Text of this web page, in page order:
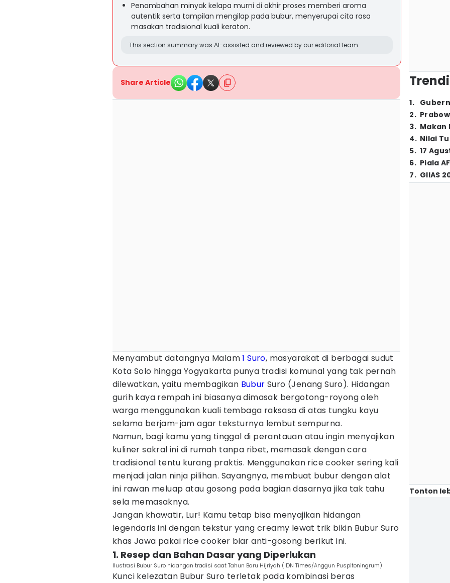
Penambahan minyak kelapa murni di akhir proses memberi aroma
autentik serta tampilan mengilap pada bubur, menyerupai cita rasa
masakan tradisional kuali keraton.
This section summary was AI-assisted and reviewed by our editorial team.
Share Article
Menyambut datangnya Malam1 Suro, masyarakat di berbagai sudut
Kota Solo hingga Yogyakarta punya tradisi komunal yang tak pernah
dilewatkan, yaitu membagikan Bubur Suro (Jenang Suro). Hidangan
gurih kaya rempah ini biasanya dimasak bergotong-royong oleh
warga menggunakan kuali tembaga raksasa di atas tungku kayu
selama berjam-jam agar teksturnya lembut sempurna.
Namun, bagi kamu yang tinggal di perantauan atau ingin menyajikan
kuliner sakral ini di rumah tanpa ribet, memasak dengan cara
tradisional tentu kurang praktis. Menggunakan rice cooker sering kali
menjadi jalan ninja pilihan. Sayangnya, membuat bubur dengan alat
ini rawan meluap atau gosong pada bagian dasarnya jika tak tahu
sela memasaknya.
Jangan khawatir, Lur! Kamu tetap bisa menyajikan hidangan
legendaris ini dengan tekstur yang creamy lewat trik bikin Bubur Suro
khas Jawa pakai rice cooker biar anti-gosong berikut ini.
1. Resep dan Bahan Dasar yang Diperlukan
Ilustrasi Bubur Suro hidangan tradisi saat Tahun Baru Hijriyah (IDN Times/Anggun Puspitoningrum)
Kunci kelezatan Bubur Suro terletak pada kombinasi beras
1.
2.
3. Makan
4. Nilai
5. 17
6. Piala
7. GIIAS
Tonton